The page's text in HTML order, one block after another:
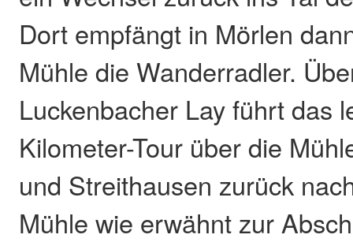
Dort empfängt in Mörlen
Mühle die Wanderradler.
Luckenbacher Lay führt das
Kilometer-Tour über die
und Streithausen zurück
Mühle wie erwähnt zur